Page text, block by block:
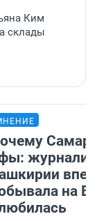
Ким
склады
на